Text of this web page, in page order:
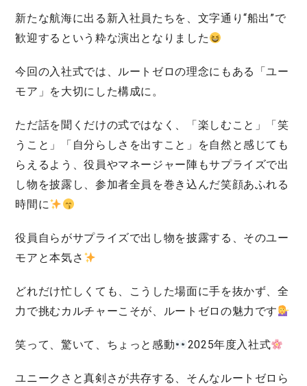
新たな航海に出る新入社員たちを、文字通り“船出”で
歓迎するという粋な演出となりました
今回の入社式では、ルートゼロの理念にもある「ユー
モア」を大切にした構成に。
ただ話を聞くだけの式ではなく、「楽しむこと」「笑
うこと」「自分らしさを出すこと」を自然と感じても
らえるよう、役員やマネージャー陣もサプライズで出
し物を披露し、参加者全員を巻き込んだ笑顔あふれる
時間に
役員自らがサプライズで出し物を披露する、そのユー
モアと本気さ
どれだけ忙しくても、こうした場面に手を抜かず、全
力で挑むカルチャーこそが、ルートゼロの魅力です
笑って、驚いて、ちょっと感動 2025年度入社式
ユニークさと真剣さが共存する、そんなルートゼロら